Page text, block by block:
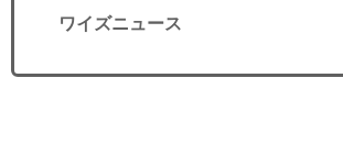
ワイズニュース